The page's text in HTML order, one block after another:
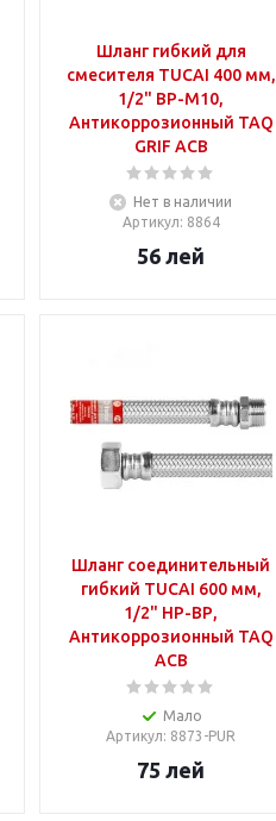
Шланг гибкий для
смесителя TUCAI 400 мм,
1/2" ВР-М10,
Антикоррозионный TAQ
GRIF ACB
Нет в наличии
Артикул: 8864
56 лей
Шланг соединительный
гибкий TUCAI 600 мм,
1/2" НР-ВР,
Антикоррозионный TAQ
ACB
Мало
Артикул: 8873-PUR
75 лей